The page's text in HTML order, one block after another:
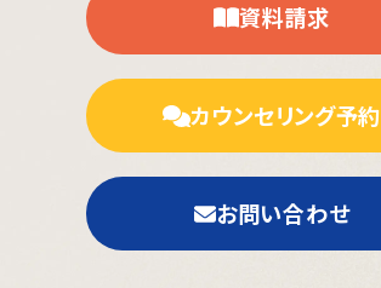
資料請求
カウンセリング予約
お問い合わせ